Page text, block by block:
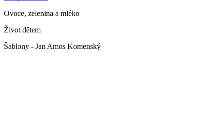
Ovoce, zelenina a mléko
Život dětem
Šablony - Jan Amos Komenský